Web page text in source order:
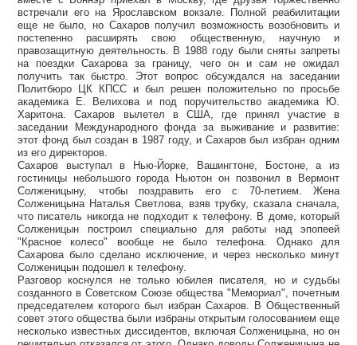
встречали его на Ярославском вокзале. Полной реабилитации
еще не было, но Сахаров получил возможность возобновить и
постепенно расширять свою общественную, научную и
правозащитную деятельность. В 1988 году были сняты запреты
на поездки Сахарова за границу, чего он и сам не ожидал
получить так быстро. Этот вопрос обсуждался на заседании
Политбюро ЦК КПСС и был решен положительно по просьбе
академика Е. Велихова и под поручительство академика Ю.
Харитона. Сахаров вылетел в США, где принял участие в
заседании Международного фонда за выживание и развитие:
этот фонд был создан в 1987 году, и Сахаров был избран одним
из его директоров.
Сахаров выступал в Нью-Йорке, Вашингтоне, Бостоне, а из
гостиницы небольшого города Ньютон он позвонил в Вермонт
Солженицыну, чтобы поздравить его с 70-летием. Жена
Солженицына Наталья Светлова, взяв трубку, сказала сначала,
что писатель никогда не подходит к телефону. В доме, который
Солженицын построил специально для работы над эпопеей
"Красное колесо" вообще не было телефона. Однако для
Сахарова было сделано исключение, и через несколько минут
Солженицын подошел к телефону.
Разговор коснулся не только юбилея писателя, но и судьбы
созданного в Советском Союзе общества "Мемориал", почетным
председателем которого был избран Сахаров. В Общественный
совет этого общества были избраны открытым голосованием еще
несколько известных диссидентов, включая Солженицына, но он